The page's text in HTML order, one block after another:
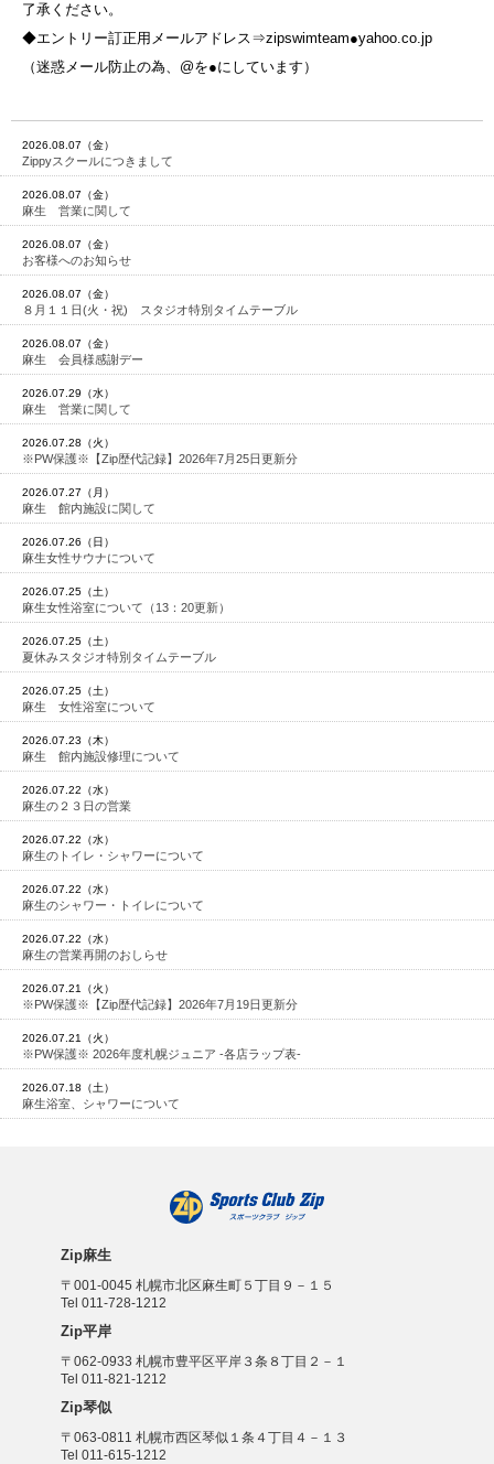
了承ください。
◆エントリー訂正用メールアドレス⇒zipswimteam●yahoo.co.jp
（迷惑メール防止の為、@を●にしています）
2026.08.07（金）
Zippyスクールにつきまして
2026.08.07（金）
麻生 営業に関して
2026.08.07（金）
お客様へのお知らせ
2026.08.07（金）
８月１１日(火・祝) スタジオ特別タイムテーブル
2026.08.07（金）
麻生 会員様感謝デー
2026.07.29（水）
麻生 営業に関して
2026.07.28（火）
※PW保護※【Zip歴代記録】2026年7月25日更新分
2026.07.27（月）
麻生 館内施設に関して
2026.07.26（日）
麻生女性サウナについて
2026.07.25（土）
麻生女性浴室について（13：20更新）
2026.07.25（土）
夏休みスタジオ特別タイムテーブル
2026.07.25（土）
麻生 女性浴室について
2026.07.23（木）
麻生 館内施設修理について
2026.07.22（水）
麻生の２３日の営業
2026.07.22（水）
麻生のトイレ・シャワーについて
2026.07.22（水）
麻生のシャワー・トイレについて
2026.07.22（水）
麻生の営業再開のおしらせ
2026.07.21（火）
※PW保護※【Zip歴代記録】2026年7月19日更新分
2026.07.21（火）
※PW保護※ 2026年度札幌ジュニア -各店ラップ表-
2026.07.18（土）
麻生浴室、シャワーについて
Zip麻生
〒001-0045 札幌市北区麻生町５丁目９－１５
Tel 011-728-1212
Zip平岸
〒062-0933 札幌市豊平区平岸３条８丁目２－１
Tel 011-821-1212
Zip琴似
〒063-0811 札幌市西区琴似１条４丁目４－１３
Tel 011-615-1212